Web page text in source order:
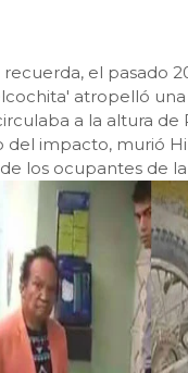
recuerda, el pasado
atropelló
a la altura de
del impacto, murió
los ocupantes de